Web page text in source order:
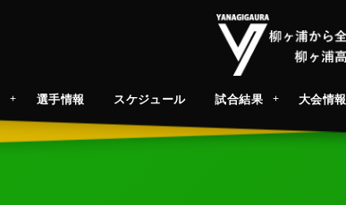
選手情報 スケジュール 試合結果 大会情報